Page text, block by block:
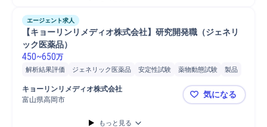
エージェント求人
【キョーリンリメディオ株式会社】研究開発職（ジェネリ
ック医薬品）
450~650万
解析結果評価 ジェネリック医薬品 安定性試験 薬物動態試験
製品
OTC/一般用医薬品
製剤開発
食品
キョーリンリメディオ株式会社
富山県高岡市
【キョーリ
気になる
もっと見る